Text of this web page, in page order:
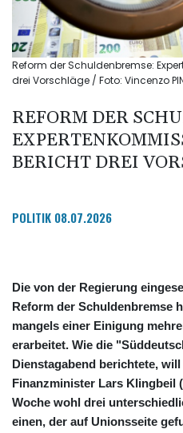
Reform der Schuldenbremse:
drei Vorschläge / Foto: Vincenzo
REFORM DER
BERICHT DREI
POLITIK 08.07.2026
Die von der Regierung
Reform der Schuldenbremse
mangels einer Einigung
erarbeitet. Wie die
Dienstagabend berichtete,
Finanzminister Lars Klingbeil
Woche wohl drei
einen, der auf Unionsseite